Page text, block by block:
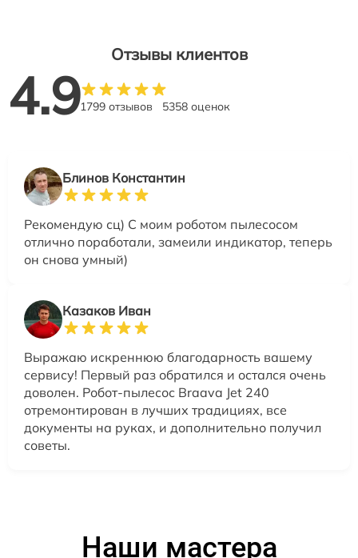
Отзывы клиентов
4.91799 отзывов 5358 оценок
Блинов Константин
Рекомендую сц) С моим роботом пылесосом
отлично поработали, замеили индикатор, теперь
он снова умный)
Казаков Иван
Выражаю искреннюю благодарность вашему
сервису! Первый раз обратился и остался очень
доволен. Робот-пылесос Braava Jet 240
отремонтирован в лучших традициях, все
документы на руках, и дополнительно получил
советы.
Наши мастера